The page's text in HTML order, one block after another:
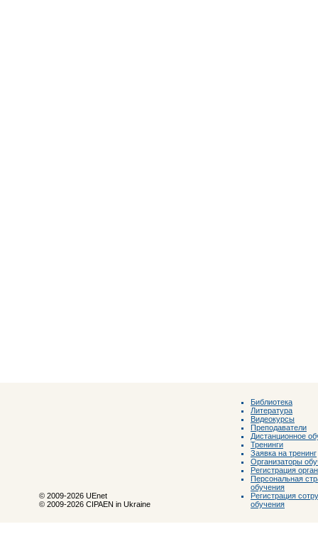
© 2009-2026 UEnet
© 2009-2026 CIPAEN in Ukraine
Библиотека
Литература
Видеокурсы
Преподаватели
Дистанционное
Тренинги
Заявка на тренинг
Организаторы
Регистрация
Персональная
обучения
Регистрация
обучения